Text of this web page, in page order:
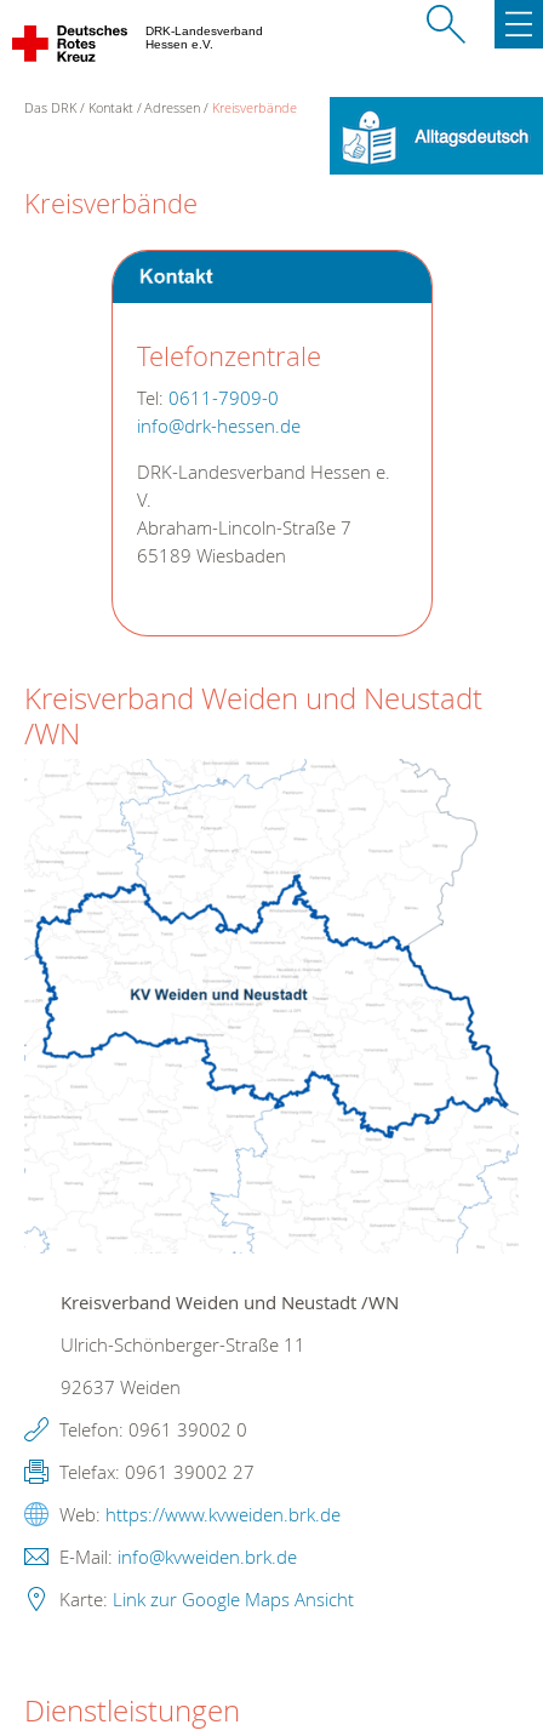
DRK-Landesverband
Hessen e.V.
Das DRK Kontakt Adressen Kreisverbände
Kreisverbände
Telefonzentrale
Tel: 0611-7909-0
info@drk-hessen.de
DRK-Landesverband Hessen e.
V.
Abraham-Lincoln-Straße 7
65189 Wiesbaden
Kreisverband Weiden und Neustadt
/WN
Kreisverband Weiden und Neustadt /WN
Ulrich-Schönberger-Straße 11
92637 Weiden
Telefon: 0961 39002 0
Telefax: 0961 39002 27
Web: https://www.kvweiden.brk.de
E-Mail: info@kvweiden.brk.de
Karte: Link zur Google Maps Ansicht
Dienstleistungen